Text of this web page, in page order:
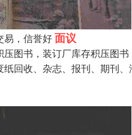
易，信誉好面议
图书，装订厂库存积压图
回收、杂志、报刊、期刊